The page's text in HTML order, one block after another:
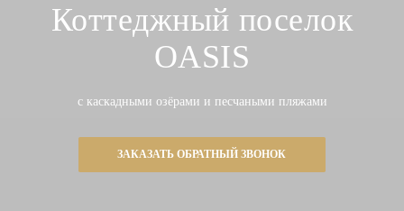
Коттеджный поселок
OASIS
с каскадными озёрами и песчаными пляжами
ЗАКАЗАТЬ ОБРАТНЫЙ ЗВОНОК